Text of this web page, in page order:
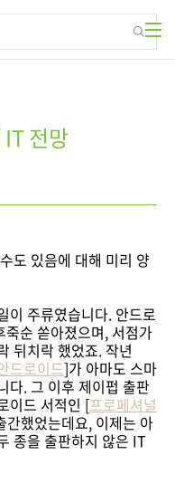
전망
도 있음에 대해 미리 양
이 주류였습니다. 안드로
순 쏟아졌으며, 서점가
뒤치락 했었죠. 작년
드로이드]가 아마도 스마
다. 그 이후 제이펍 출판
이드 서적인 [프로페셔널
간했었는데요, 이제는 아
종을 출판하지 않은 IT